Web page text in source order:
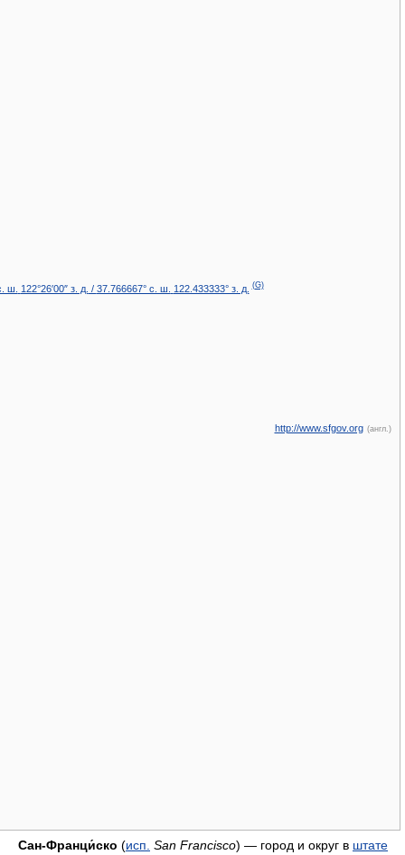
ш. 122°26′00″ з. д. / 37.766667° с. ш. 122.433333° з. д. (G)
http://www.sfgov.org (англ.)
Сан-Франци́ско (исп. San Francisco) — город и округ в штате